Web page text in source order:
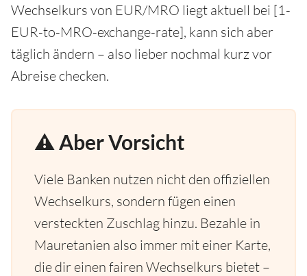
Wechselkurs von EUR/MRO liegt aktuell bei [1-
EUR-to-MRO-exchange-rate], kann sich aber
täglich ändern – also lieber nochmal kurz vor
Abreise checken.
⚠️ Aber Vorsicht
Viele Banken nutzen nicht den offiziellen
Wechselkurs, sondern fügen einen
versteckten Zuschlag hinzu. Bezahle in
Mauretanien also immer mit einer Karte,
die dir einen fairen Wechselkurs bietet –